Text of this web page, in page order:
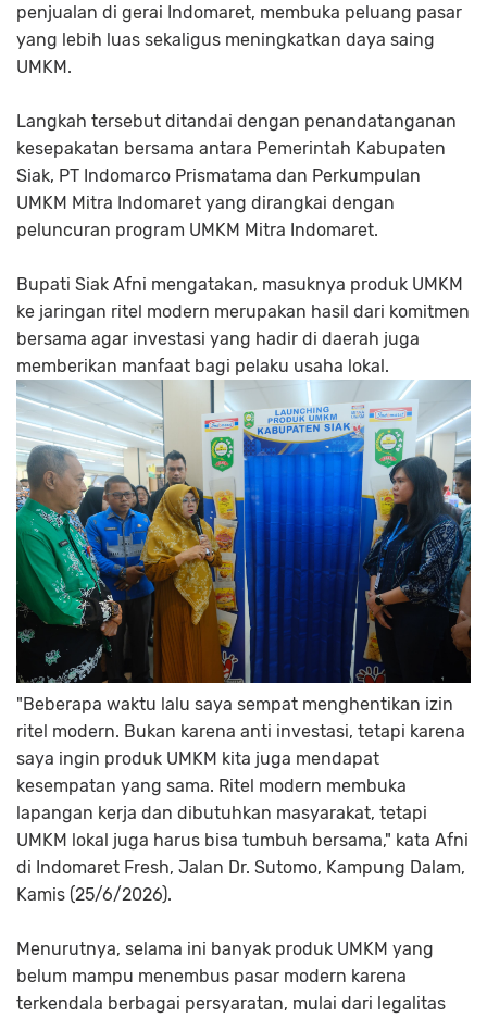
penjualan di gerai Indomaret, membuka peluang pasar
yang lebih luas sekaligus meningkatkan daya saing
UMKM.
Langkah tersebut ditandai dengan penandatanganan
kesepakatan bersama antara Pemerintah Kabupaten
Siak, PT Indomarco Prismatama dan Perkumpulan
UMKM Mitra Indomaret yang dirangkai dengan
peluncuran program UMKM Mitra Indomaret.
Bupati Siak Afni mengatakan, masuknya produk UMKM
ke jaringan ritel modern merupakan hasil dari komitmen
bersama agar investasi yang hadir di daerah juga
memberikan manfaat bagi pelaku usaha lokal.
"Beberapa waktu lalu saya sempat menghentikan izin
ritel modern. Bukan karena anti investasi, tetapi karena
saya ingin produk UMKM kita juga mendapat
kesempatan yang sama. Ritel modern membuka
lapangan kerja dan dibutuhkan masyarakat, tetapi
UMKM lokal juga harus bisa tumbuh bersama," kata Afni
di Indomaret Fresh, Jalan Dr. Sutomo, Kampung Dalam,
Kamis (25/6/2026).
Menurutnya, selama ini banyak produk UMKM yang
belum mampu menembus pasar modern karena
terkendala berbagai persyaratan, mulai dari legalitas